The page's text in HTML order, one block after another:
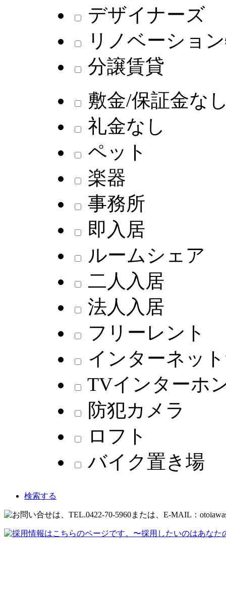
デザイナーズ
リノベーショ
分譲賃貸
敷金/保証金な
礼金なし
ペット
楽器
事務所
即入居
ルームシェア
二人入居
法人入居
フリーレント
インターネッ
TVインターホ
防犯カメラ
ロフト
バイク置き場
検索する